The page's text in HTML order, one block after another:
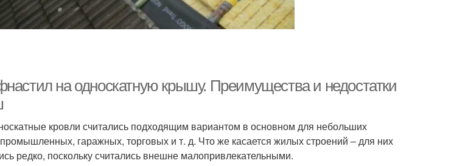
на односкатную крышу. Преимущества и недостатки
кровли считались подходящим вариантом в основном для небольших
гаражных, торговых и т. д. Что же касается жилых строений – для них
редко, поскольку считались внешне малопривлекательными.